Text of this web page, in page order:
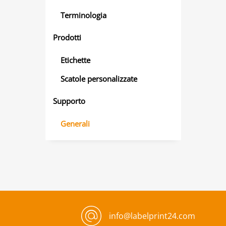
Terminologia
Prodotti
Etichette
Scatole personalizzate
Supporto
Generali
info@labelprint24.com